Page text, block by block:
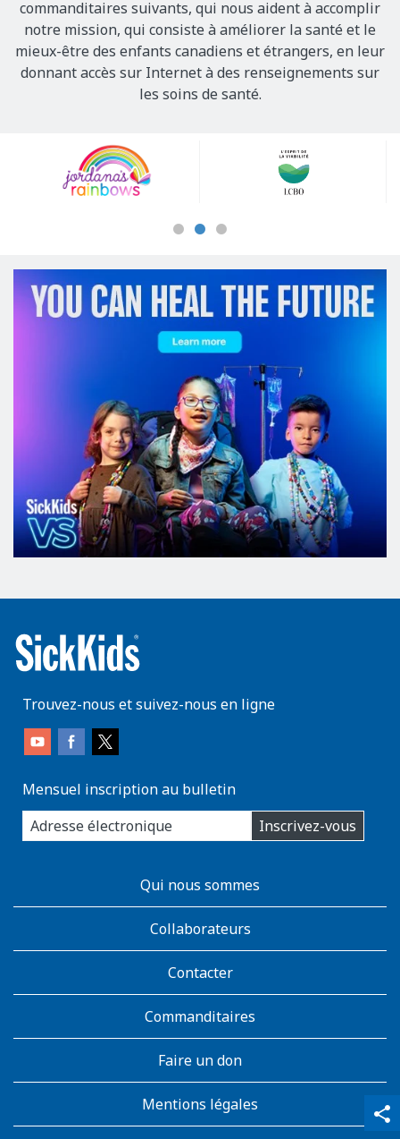
share
qr_code_scanner
content_copy
commanditaires suivants, qui nous aident à accomplir
notre mission, qui consiste à améliorer la santé et le
mieux-être des enfants canadiens et étrangers, en leur
donnant accès sur Internet à des renseignements sur
les soins de santé.
Sponsors
Trouvez-nous et suivez-nous en ligne
Mensuel inscription au bulletin
enter
you
email
Inscrivez-vous
AboutKidsHealthQui nous sommes
Collaborateurs
Contacter
Commanditaires
Faire un don
Mentions légales